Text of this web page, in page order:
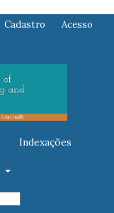
Indexações
Cadastro Acesso